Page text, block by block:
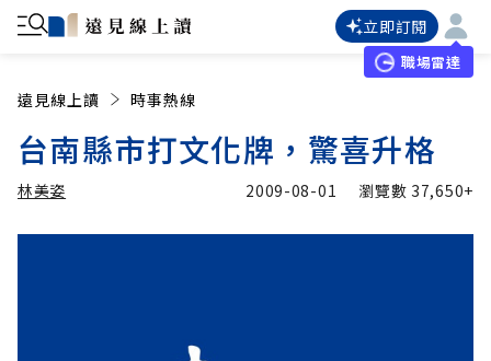
立即訂閱
職場雷達
遠見線上讀 時事熱線
台南縣市打文化牌，驚喜升格
林美姿 2009-08-01 瀏覽數 37,650+